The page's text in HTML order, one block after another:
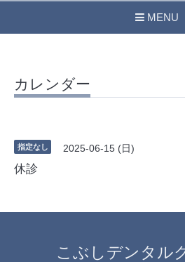
MENU
カレンダー
指定なし 2025-06-15 (日)
休診
こぶしデンタル